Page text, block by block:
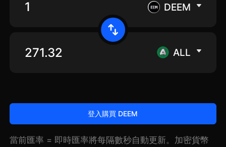
DEEM
ALL
登入購買 DEEM
當前匯率 = 即時匯率將每隔數秒自動更新。加密貨幣